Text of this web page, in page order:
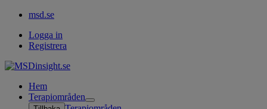
msd.se
Logga in
Registrera
Hem
Terapiområden
Open